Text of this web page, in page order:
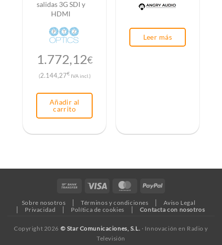
salidas 3G SDI y
HDMI
1.772,12€
(2.144,27€IVA incl.)
Añadir al
carrito
Leer más
Bank
Visa MasterCardPayPal
Sobre nosotros Términos y condiciones
Aviso Legal
Privacidad
Política de cookies Contacta con nosotros
Copyright 2026 © Star Comunicaciones, S.L. · Innovación en Radio y
Televisión